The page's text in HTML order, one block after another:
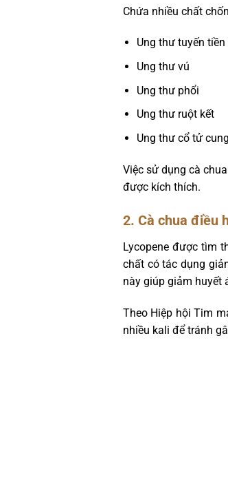
Chứa nhiều chất
Ung thư tuyến tiền
Ung thư vú
Ung thư phổi
Ung thư ruột kết
Ung thư cổ tử cung
Việc sử dụng cà
được kích thích.
2. Cà chua điều
Lycopene được tìm
chất có tác dụng
này giúp giảm huyết
Theo Hiệp hội Tim
nhiều kali để tránh